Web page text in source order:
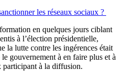
les réseaux sociaux ?
en quelques jours ciblant
à l’élection présidentielle,
la lutte contre les ingérences était
gouvernement à en faire plus et à
participant à la diffusion.